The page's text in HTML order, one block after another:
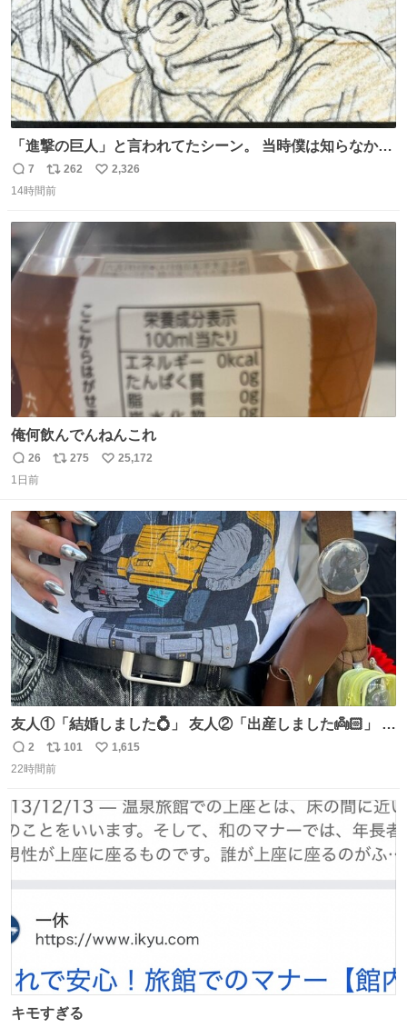
「進撃の巨人」と言われてたシーン。 当時僕は知らなかっ
たのですが、今見るとすごく「進撃の巨人」ですね。。
返
信
7
リ
ポ
ト
数
262
い
2,326
14時間前
俺何飲んでんねんこれ
返
信
26
リ
ト
数
275
い
数
25,172
1日前
友人①「結婚しました💍」 友人②「出産しました👼🏻」 友
人③「マイホーム建てました🏡」 私「どハマりしたヴィズ
ラ家の末裔に心狂わされました」
返
信
2
リ
ポ
ト
数
101
い
数
1,615
22時間前
キモすぎる